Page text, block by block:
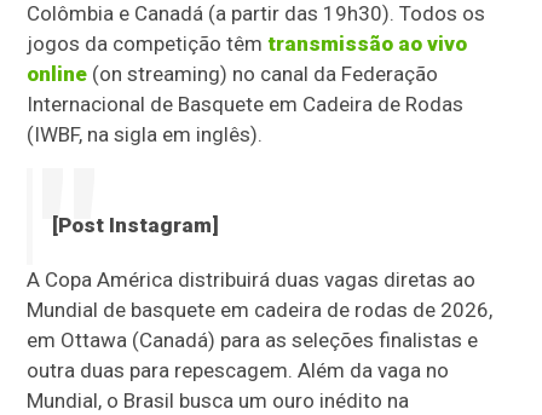
Colômbia e Canadá (a partir das 19h30). Todos os
jogos da competição têmtransmissão ao vivo
online (on streaming) no canal da Federação
Internacional de Basquete em Cadeira de Rodas
(IWBF, na sigla em inglês).
[Post Instagram]
A Copa América distribuirá duas vagas diretas ao
Mundial de basquete em cadeira de rodas de 2026,
em Ottawa (Canadá) para as seleções finalistas e
outra duas para repescagem. Além da vaga no
Mundial, o Brasil busca um ouro inédito na